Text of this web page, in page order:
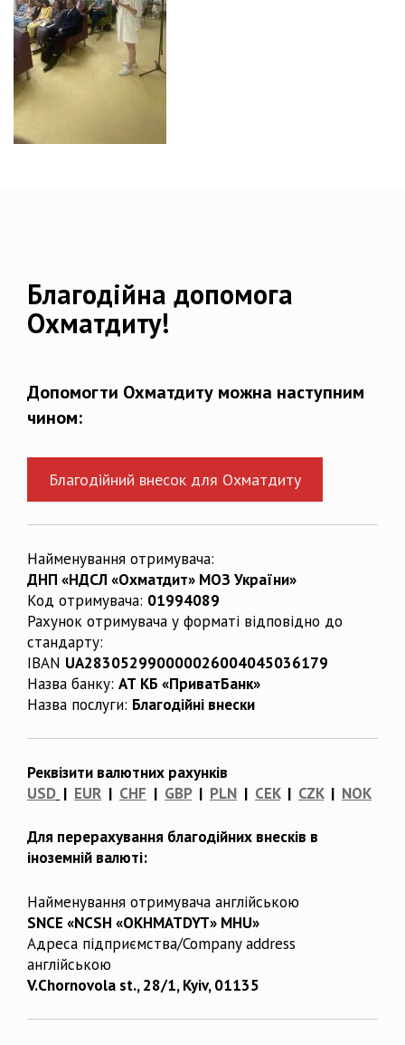
Благодійна допомога
Охматдиту!
Допомогти Охматдиту можна наступним
чином:
Благодійний внесок для Охматдиту
Найменування отримувача:
ДНП «НДСЛ «Охматдит» МОЗ України»
Код отримувача: 01994089
Рахунок отримувача у форматі відповідно до
стандарту:
IBAN UA283052990000026004045036179
Назва банку: АТ КБ «ПриватБанк»
Назва послуги: Благодійні внески
Реквізити валютних рахунків
USD | EUR | CHF | GBP| PLN | CEK| CZK| NOK
Для перерахування благодійних внесків в
іноземній валюті:
Найменування отримувача англійською
SNCE «NCSH «OKHMATDYT» MHU»
Адреса підприємства/Company address
англійською
V.Chornovola st., 28/1, Kyiv, 01135